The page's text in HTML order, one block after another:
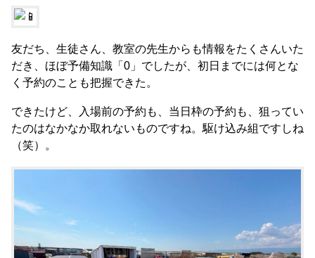
友だち、生徒さん、教室の先生からも情報をたくさんいた
だき、ほぼ予備知識「0」でしたが、初日までには何とな
く予約のことも把握できた。
できたけど、入場前の予約も、当日枠の予約も、狙ってい
たのはなかなか取れないものですね。駆け込み組ですしね
（笑）。